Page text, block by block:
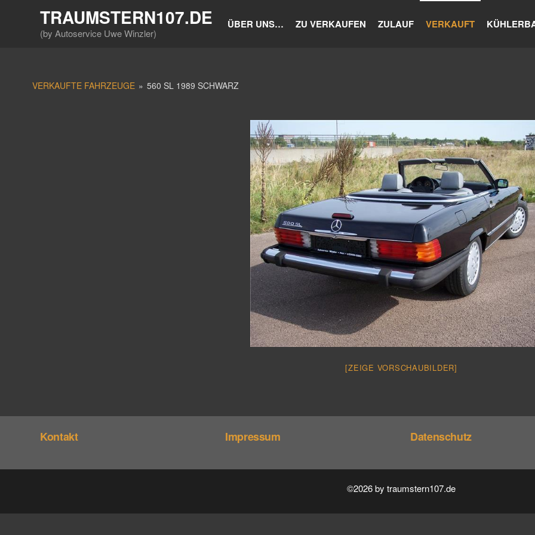
TRAUMSTERN107.DE
(by Autoservice Uwe Winzler)
ÜBER UNS… ZU VERKAUFEN ZULAUF VERKAUFT
VERKAUFTE FAHRZEUGE » 560 SL 1989 SCHWARZ
[ZEIGE VORSCHAUBILDER]
Kontakt Impressum Datenschutz
©2026 by traumstern107.de